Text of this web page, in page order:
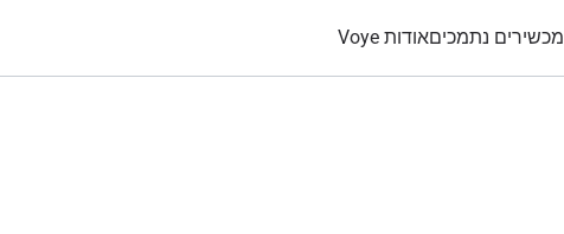
מכשירים נתמכיםאודות Voye